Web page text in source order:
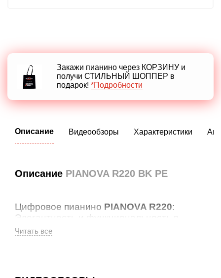
Закажи пианино через КОРЗИНУ и
получи СТИЛЬНЫЙ ШОППЕР в
подарок! *Подробности
Описание Видеообзоры Характеристики
Описание PIANOVA R220 BK PE
Цифровое пианино PIANOVA R220:
Элегантность и функциональность в
одном инструменте